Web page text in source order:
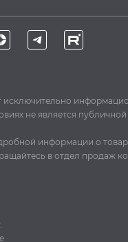
исключительно
не является публичной
информации о
в отдел продаж